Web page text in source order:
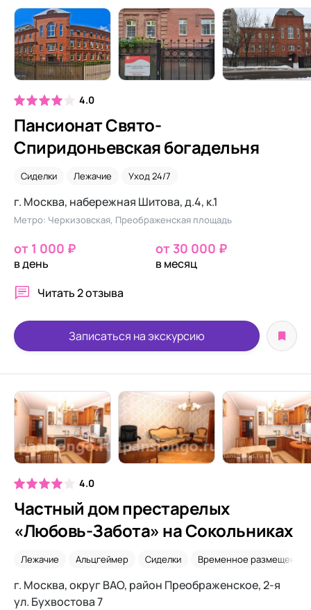
4.0
Пансионат Свято-
Спиридоньевская богадельня
Сиделки Лежачие Уход 24/7
г. Москва, набережная Шитова, д.4, к.1
Метро: Черкизовская, Преображенская площадь
от 1 000 ₽
в день
от 30 000 ₽
в месяц
Читать2 отзыва
Записаться на экскурсию
4.0
Частный дом престарелых
«Любовь-Забота» на Сокольниках
Лежачие Альцгеймер Сиделки Временное размещение
г. Москва, округ ВАО, район Преображенское, 2-я
ул. Бухвостова 7